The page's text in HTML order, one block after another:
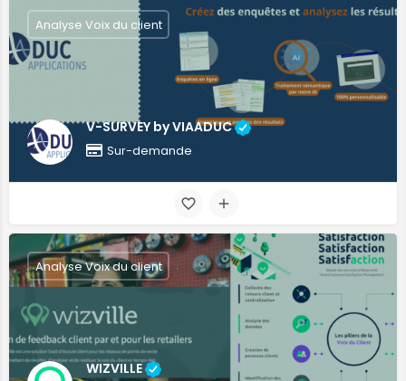
V-SURVEY by VIAADUC
Sur-demande
Analyse Voix du client
WIZVILLE
Analyse Voix du client